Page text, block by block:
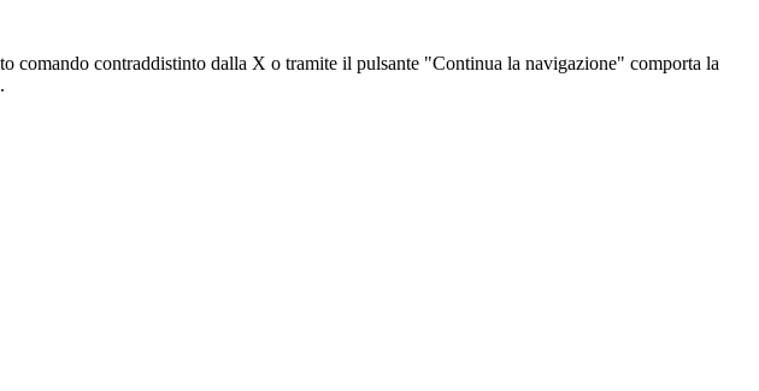
comando contraddistinto dalla X o tramite il pulsante "Continua la navigazione" comporta la